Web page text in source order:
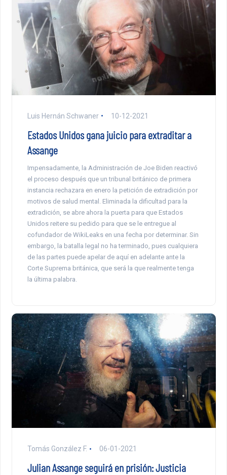
Luis Hernán Schwaner 10-12-2021
Estados Unidos gana juicio para extraditar a
Assange
Impensadamente, la Administración de Joe Biden reactivó
el proceso después que un tribunal británico de primera
instancia rechazara en enero la petición de extradición por
motivos de salud mental. Eliminada la dificultad para la
extradición, se abre ahora la puerta para que Estados
Unidos reitere su pedido para que se le entregue al
cofundador de WikiLeaks en una fecha por determinar. Sin
embargo, la batalla legal no ha terminado, pues cualquiera
de las partes puede apelar de aquí en adelante ante la
Corte Suprema británica, que será la que realmente tenga
la última palabra.
Tomás González F. 06-01-2021
Julian Assange seguirá en prisión: Justicia